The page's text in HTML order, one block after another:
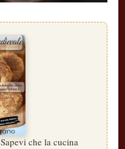
Sapevi che la cucina